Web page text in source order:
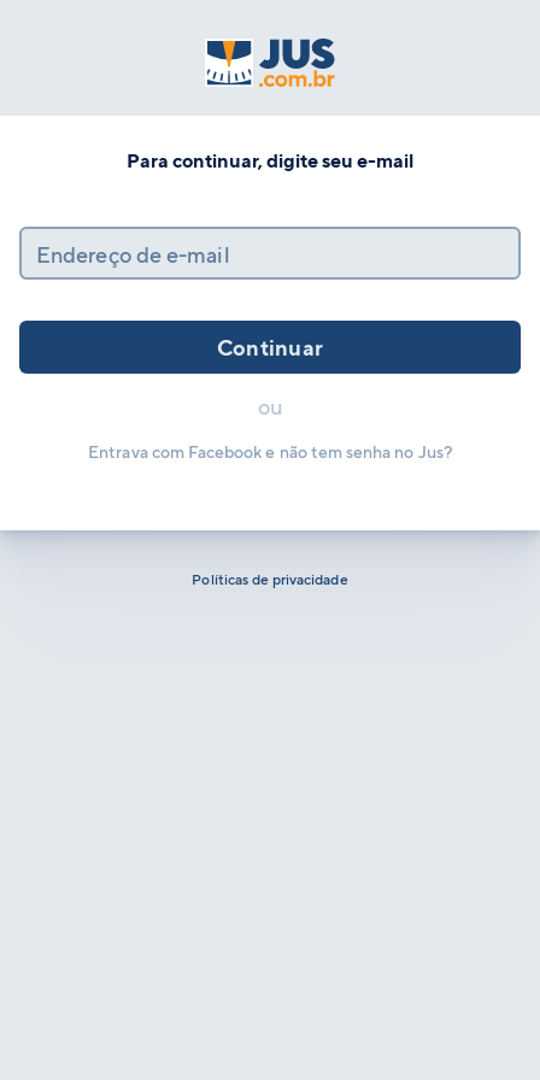
Para continuar, digite seu e-mail
Endereço de e-mail
Continuar
ou
Entrava com Facebook e não tem senha no Jus?
Políticas de privacidade